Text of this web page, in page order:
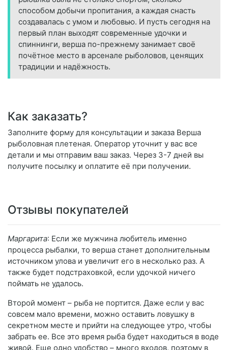
способом добычи пропитания, а каждая снасть
создавалась с умом и любовью. И пусть сегодня на
первый план выходят современные удочки и
спиннинги, верша по-прежнему занимает своё
почётное место в арсенале рыболовов, ценящих
традиции и надёжность.
Как заказать?
Заполните форму для консультации и заказа Верша
рыболовная плетеная. Оператор уточнит у вас все
детали и мы отправим ваш заказ. Через 3-7 дней вы
получите посылку и оплатите её при получении.
Отзывы покупателей
Маргарита: Если же мужчина любитель именно
процесса рыбалки, то верша станет дополнительным
источником улова и увеличит его в несколько раз. А
также будет подстраховкой, если удочкой ничего
поймать не удалось.
Второй момент – рыба не портится. Даже если у вас
совсем мало времени, можно оставить ловушку в
секретном месте и прийти на следующее утро, чтобы
забрать ее. Все это время рыба будет находиться в воде
живой. Еще одно удобство – много входов, поэтому в